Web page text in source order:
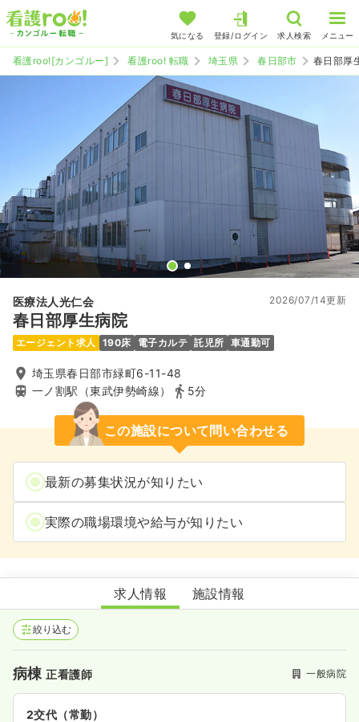
気になる 登録/ログイン 求人検索 メニュー
看護roo![カンゴルー] 看護roo! 転職 埼玉県 春日部市 春日部厚
医療法人光仁会
春日部厚生病院
2026/07/14更新
エージェント求人 190床 電子カルテ 託児所 車通勤可
埼玉県春日部市緑町6-11-48
一ノ割駅（東武伊勢崎線）
5分
この施設について問い合わせる
最新の募集状況が知りたい
実際の職場環境や給与が知りたい
春日部厚生病院
求人情報 施設情報
絞り込む
病棟正看護師 一般病院
2交代（常勤）